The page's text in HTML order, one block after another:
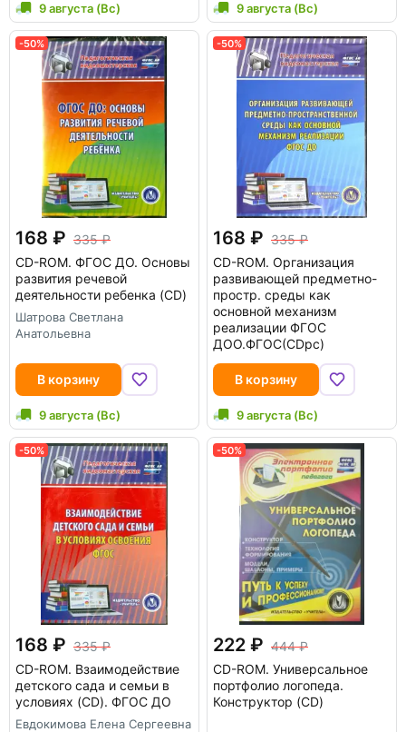
9 августа (Вс) 9 августа (Вс)
-50%
168
335
CD-ROM. ФГОС ДО. Основы
развития речевой
деятельности ребенка (CD)
Шатрова Светлана
Анатольевна
В корзину
9 августа (Вс)
-50%
168
335
CD-ROM. Организация
развивающей предметно-
простр. среды как
основной механизм
реализации ФГОС
ДОО.ФГОС(CDрс)
В корзину
9 августа (Вс)
-50%
168
335
CD-ROM. Взаимодействие
детского сада и семьи в
условиях (CD). ФГОС ДО
Евдокимова Елена Сергеевна
-50%
222
444
CD-ROM. Универсальное
портфолио логопеда.
Конструктор (CD)